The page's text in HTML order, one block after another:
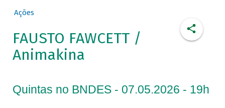
Ações
FAUSTO FAWCETT /
Animakina
Quintas no BNDES - 07.05.2026 - 19h